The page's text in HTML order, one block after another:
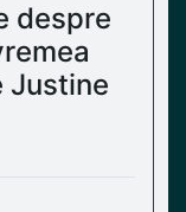
despre
Justine